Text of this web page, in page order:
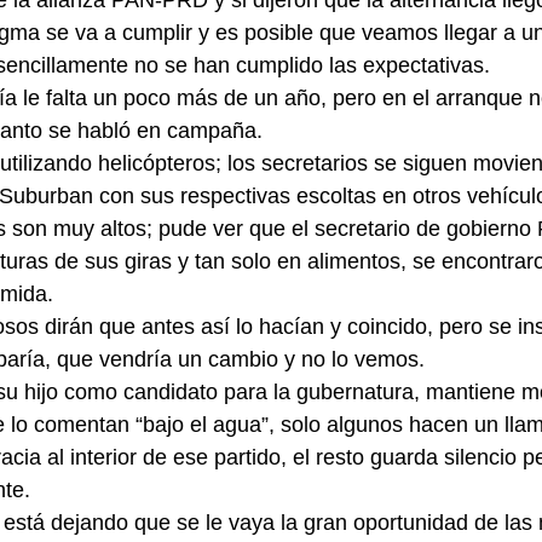
se va a cumplir y es posible que veamos llegar a
no se han cumplido las expectativas.
le falta un poco más de un año, pero en el arranque
se habló en campaña.
helicópteros; los secretarios se siguen
con sus respectivas escoltas en otros
son muy altos; pude ver que el secretario de
de sus giras y tan solo en alimentos, se
dirán que antes así lo hacían y coincido, pero se
que vendría un cambio y no lo vemos.
hijo como candidato para la gubernatura, mantiene
lo comentan “bajo el agua”, solo algunos hacen un
al interior de ese partido, el resto guarda silencio
dejando que se le vaya la gran oportunidad de